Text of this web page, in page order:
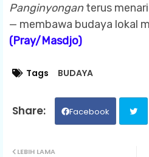
Panginyonganterus
— membawa budaya lokal
(Pray/Masdjo)
Tags BUDAYA
Facebook
LEBIH LAMA